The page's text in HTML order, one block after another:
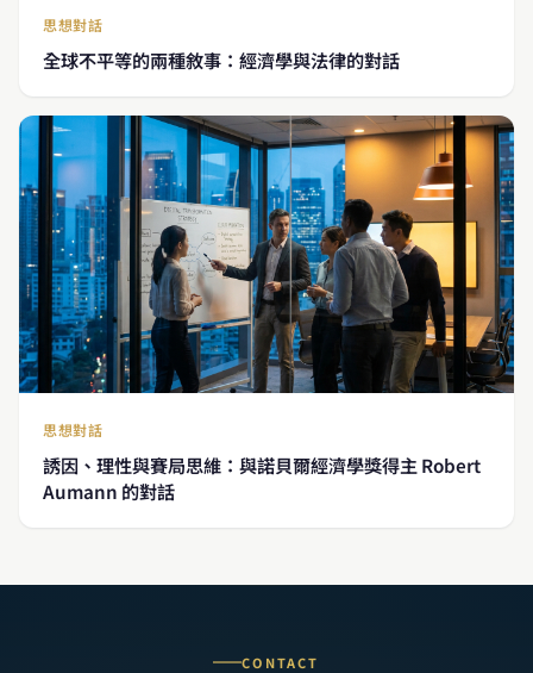
思想對話
全球不平等的兩種敘事：經濟學與法律的對話
思想對話
誘因、理性與賽局思維：與諾貝爾經濟學獎得主 Robert
Aumann 的對話
CONTACT